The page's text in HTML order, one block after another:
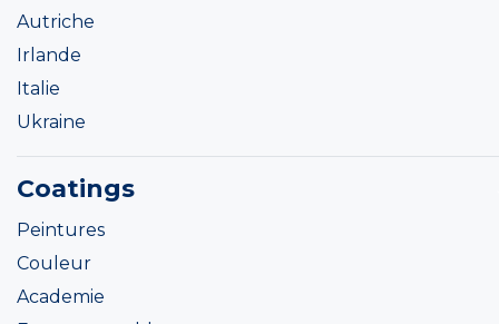
Autriche
Irlande
Italie
Ukraine
Coatings
Peintures
Couleur
Academie